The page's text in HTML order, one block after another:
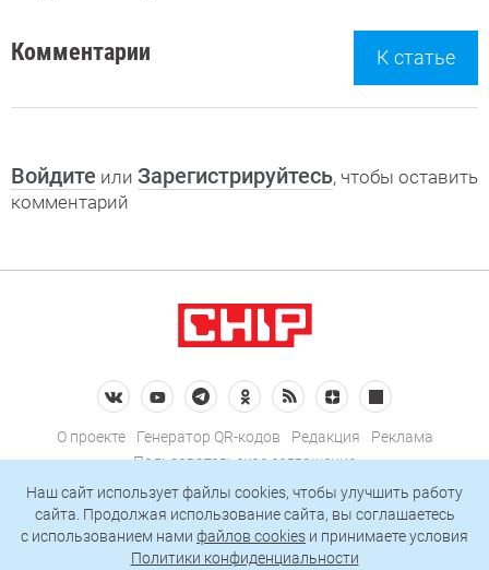
Комментарии К статье
Войдите или Зарегистрируйтесь, чтобы оставить
комментарий
О проекте Генератор QR-кодов Редакция
Реклама
Пользовательское соглашение
Политика конфиденциальности
Подписаться на рассылку
Наш сайт использует файлы cookies, чтобы улучшить работу
сайта. Продолжая использование сайта, вы соглашаетесь
c использованием нами файлов cookies и принимаете условия
Политики конфиденциальности